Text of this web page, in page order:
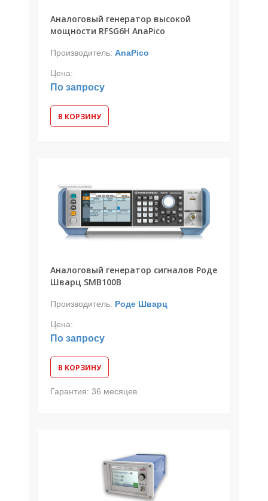
Аналоговый генератор высокой
мощности RFSG6H AnaPico
Производитель: AnaPico
Цена:
По запросу
В КОРЗИНУ
Аналоговый генератор сигналов Роде
Шварц SMB100B
Производитель: Роде Шварц
Цена:
По запросу
В КОРЗИНУ
Гарантия: 36 месяцев